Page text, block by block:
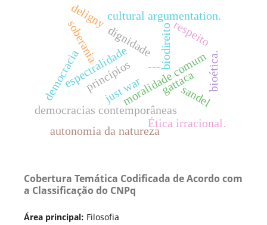
---
gattaca
democracias contemporâneas
moralidade comum
dignidade
princípios
biodireito
espectralidade
democracia
soberania
cultural argumentation.
sandel
just war
respeito
deligny
Ética irracional.
autonomia da natureza
bioética.
Cobertura Temática Codificada de Acordo com
a Classificação do CNPq
Área principal: Filosofia